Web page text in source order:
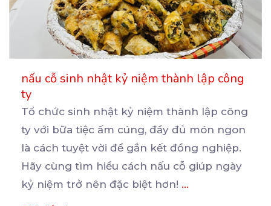
nấu cỗ sinh nhật kỷ niệm thành lập công
ty
Tổ chức sinh nhật kỷ niệm thành lập công
ty với bữa tiệc ấm cúng, đầy đủ món ngon
là cách tuyệt vời để gắn kết đồng nghiệp.
Hãy cùng tìm hiểu cách nấu cỗ giúp ngày
kỷ niệm trở nên đặc biệt hơn! ...